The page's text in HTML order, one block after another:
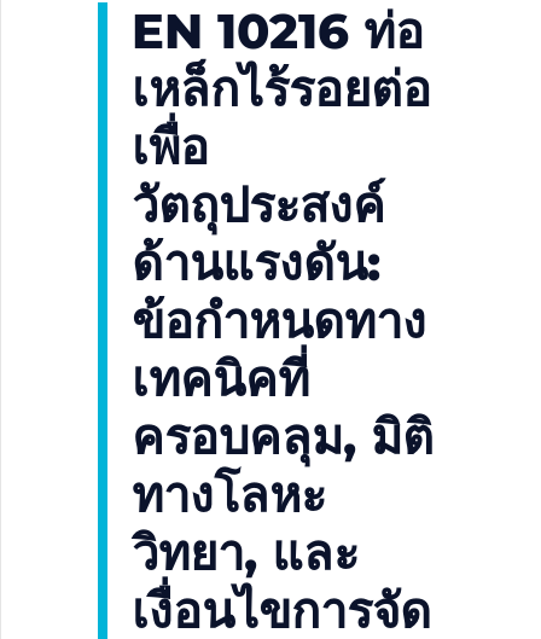
EN 10216 ท่อ
เหล็กไร้รอยต่อ
เพื่อ
วัตถุประสงค์
ด้านแรงดัน:
ข้อกำหนดทาง
เทคนิคที่
ครอบคลุม, มิติ
ทางโลหะ
วิทยา, และ
เงื่อนไขการจัด